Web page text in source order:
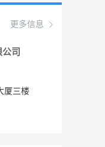
更多信息
司
厦三楼